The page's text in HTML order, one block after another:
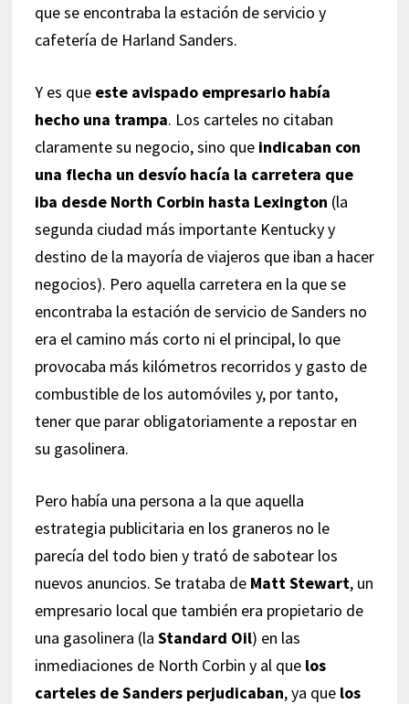
que se encontraba la estación de servicio y
cafetería de Harland Sanders.
Y es que este avispado empresario había
hecho una trampa. Los carteles no citaban
claramente su negocio, sino que indicaban con
una flecha un desvío hacía la carretera que
iba desde North Corbin hasta Lexington (la
segunda ciudad más importante Kentucky y
destino de la mayoría de viajeros que iban a hacer
negocios). Pero aquella carretera en la que se
encontraba la estación de servicio de Sanders no
era el camino más corto ni el principal, lo que
provocaba más kilómetros recorridos y gasto de
combustible de los automóviles y, por tanto,
tener que parar obligatoriamente a repostar en
su gasolinera.
Pero había una persona a la que aquella
estrategia publicitaria en los graneros no le
parecía del todo bien y trató de sabotear los
nuevos anuncios. Se trataba de Matt Stewart, un
empresario local que también era propietario de
una gasolinera (la Standard Oil) en las
inmediaciones de North Corbin y al que los
carteles de Sanders perjudicaban, ya que los